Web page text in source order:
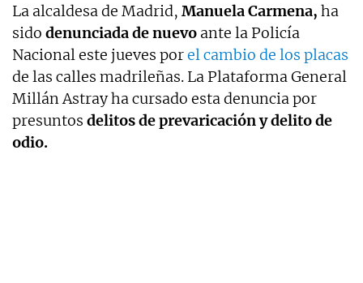
La alcaldesa de Madrid, Manuela Carmena, ha
sido denunciada de nuevo ante la Policía
Nacional este jueves porel cambio de los placas
de las calles madrileñas. La Plataforma General
Millán Astray ha cursado esta denuncia por
presuntos delitos de prevaricación y delito de
odio.